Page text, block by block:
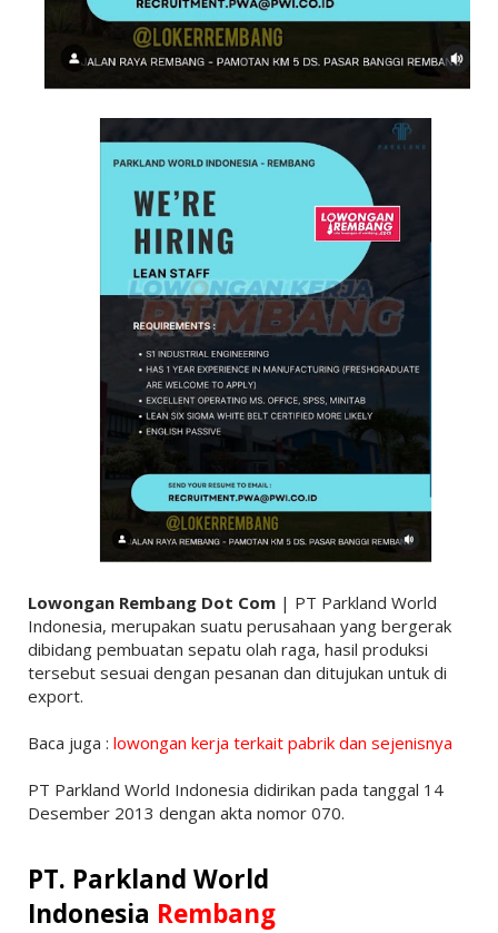
Lowongan Rembang Dot Com| PT Parkland World
Indonesia, merupakan suatu perusahaan yang bergerak
dibidang pembuatan sepatu olah raga, hasil produksi
tersebut sesuai dengan pesanan dan ditujukan untuk di
export.
Baca juga : lowongan kerja terkait pabrik dan sejenisnya
PT Parkland World Indonesia didirikan pada tanggal 14
Desember 2013 dengan akta nomor 070.
PT. Parkland World
Indonesia Rembang